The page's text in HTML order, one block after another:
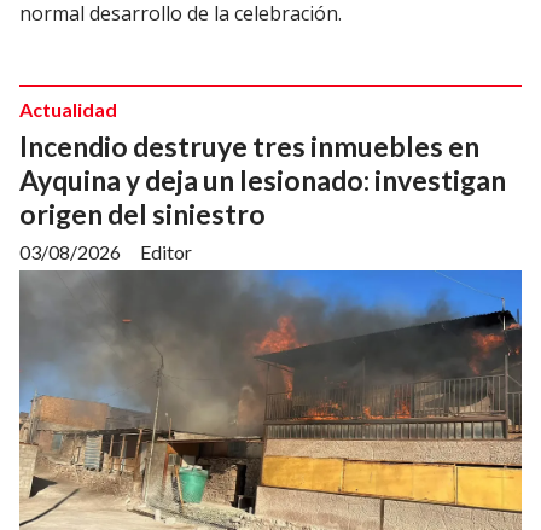
normal desarrollo de la celebración.
Incendio destruye tres inmuebles en
Ayquina y deja un lesionado: investigan
origen del siniestro
Editor
Actualidad
03/08/2026